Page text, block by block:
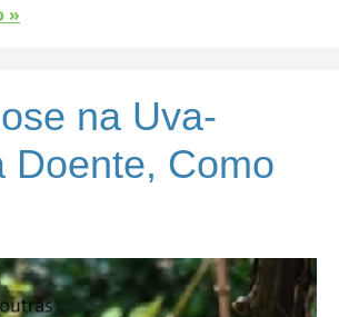
»
na Uva-
Doente, Como